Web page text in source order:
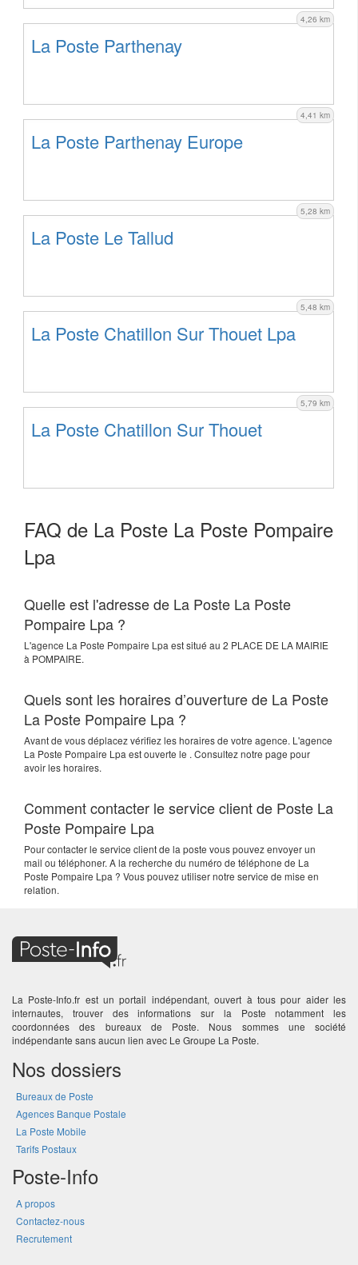
4,26 km
La Poste Parthenay
4,41 km
La Poste Parthenay Europe
5,28 km
La Poste Le Tallud
5,48 km
La Poste Chatillon Sur Thouet Lpa
5,79 km
La Poste Chatillon Sur Thouet
FAQ de La Poste La Poste Pompaire
Lpa
Quelle est l'adresse de La Poste La Poste
Pompaire Lpa ?
L'agence La Poste Pompaire Lpa est situé au 2 PLACE DE LA MAIRIE
à POMPAIRE.
Quels sont les horaires d’ouverture de La Poste
La Poste Pompaire Lpa ?
Avant de vous déplacez vérifiez les horaires de votre agence. L'agence
La Poste Pompaire Lpa est ouverte le . Consultez notre page pour
avoir les horaires.
Comment contacter le service client de Poste La
Poste Pompaire Lpa
Pour contacter le service client de la poste vous pouvez envoyer un
mail ou téléphoner. A la recherche du numéro de téléphone de La
Poste Pompaire Lpa ? Vous pouvez utiliser notre service de mise en
relation.
La Poste-Info.fr est un portail indépendant, ouvert à tous pour aider les
internautes, trouver des informations sur la Poste notamment les
coordonnées des bureaux de Poste. Nous sommes une société
indépendante sans aucun lien avec Le Groupe La Poste.
Nos dossiers
Bureaux de Poste
Agences Banque Postale
La Poste Mobile
Tarifs Postaux
Poste-Info
A propos
Contactez-nous
Recrutement